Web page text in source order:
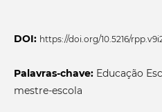
DOI: https://doi.org/10.5216/
Palavras-chave: Educação
mestre-escola